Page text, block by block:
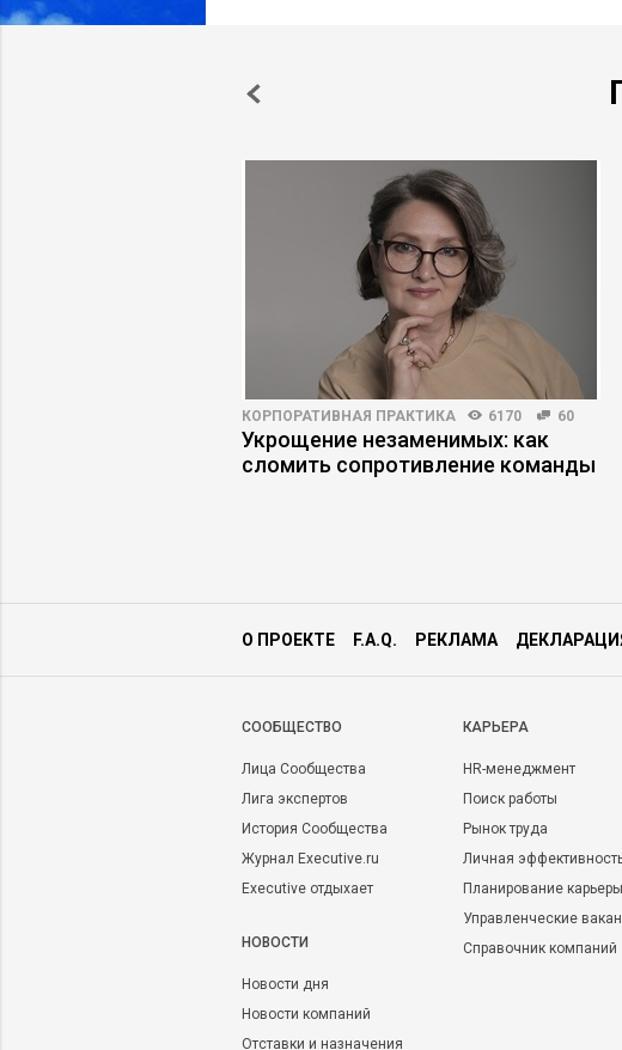
КОРПОРАТИВНАЯ ПРАКТИКА 6170 60
Укрощение незаменимых: как
сломить сопротивление команды
О ПРОЕКТЕ F.A.Q. РЕКЛАМА
CООБЩЕСТВО
Лица Сообщества
Лига экспертов
История Сообщества
Журнал Executive.ru
Executive отдыхает
НОВОСТИ
Новости дня
Новости компаний
Отставки и назначения
КАРЬЕРА
HR-менеджмент
Поиск работы
Рынок труда
Личная
Планирование карьеры
Управленческие
Справочник компаний